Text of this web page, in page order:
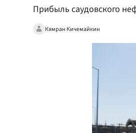
Прибыль саудовского
Кямран Кичемайкин